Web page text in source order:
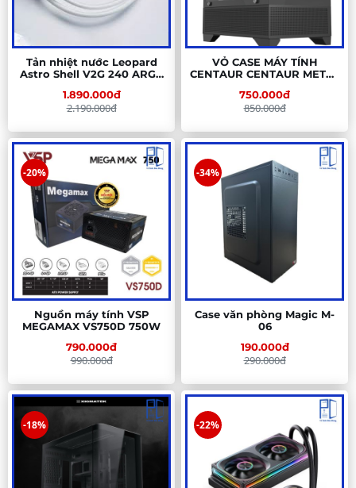
Tản nhiệt nước Leopard
Astro Shell V2G 240 ARGB
1.890.000đ
2.190.000đ
VỎ CASE MÁY TÍNH
CENTAUR CENTAUR METAL
TOWER| MÀU ĐEN)
750.000đ
850.000đ
Nguồn máy tính VSP
MEGAMAX VS750D 750W
790.000đ
990.000đ
-20%
Case văn phòng Magic M-
06
190.000đ
290.000đ
-34%
-18% -22%